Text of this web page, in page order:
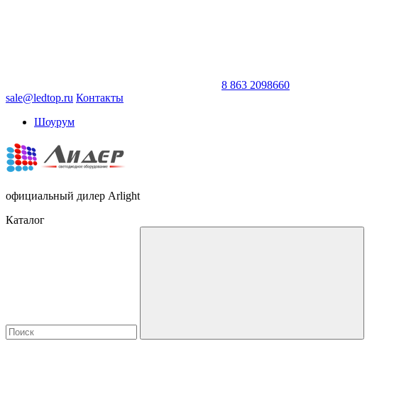
8 863 2098660
sale@ledtop.ru Контакты
Шоурум
официальный дилер Arlight
Каталог